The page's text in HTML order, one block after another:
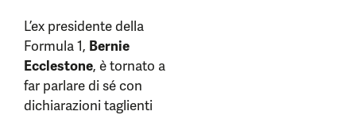
L’ex presidente della
Formula 1, Bernie
Ecclestone, è tornato a
far parlare di sé con
dichiarazioni taglienti